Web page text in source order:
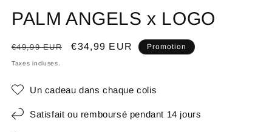
PALM ANGELS x LOGO
Prix
habituel
€49,99 EUR
Prix
€34,99 EUR Promotion
Taxes incluses.
Un cadeau dans chaque colis
Satisfait ou remboursé pendant 14 jours